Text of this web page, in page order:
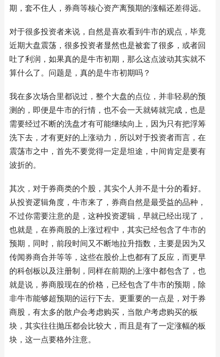
期，套不住人，券商等核心资产离预期的涨幅还差得远。
对于很多投资者来说，自然是喜欢看到牛市的观点，毕竟
近期大盘震荡，很多投资者显然也是被套了很多，或者回
吐了利润，如果真的是牛市初期，那么这点波动其实就不
算什么了。问题是，真的是牛市初期吗？
我在多次场合里都说过，整个大盘的点位，并非轻易的预
测的，即便是牛市的行情，也不会一天就铸就完成，也是
需要经过不断的洗盘才有可能继续向上，因为只有把浮筹
洗下去，才有更好的上涨动力，所以对于投资者而言，在
震荡市之中，首先不要觉得一定是坦途，中间肯定是要有
波折的。
其次，对于券商类的个股，其实个人并不是十分的看好。
从投资逻辑角度，牛市来了，券商自然是最受益的品种，
不过你需要注意的是，这种投资逻辑，早就已经出现了，
也就是，在券商股的上涨过程中，其实已经包含了牛市的
预期，同时，前段时间又不断地拉升指数，主要是因为又
传闻券商合并等等，这些在股价上也都有了反应，而更早
的科创板以及注册制，同样在前期的上涨中都包含了，也
就是说，券商股现在的价格，已经包含了牛市的预期，除
非牛市能够超预期的运行下去。更重要的一点是，对于券
商股，有太多的散户会考虑购买，当散户考虑购买的板
块，其实往往抛压都会比较大，而且是有了一定涨幅的板
块，这一点要格外注意。